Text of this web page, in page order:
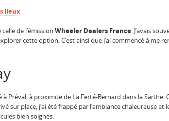
lieux
de l’émission Wheeler Dealers France. J’avais
cette option. C’est ainsi que j’ai commencé à me
à Préval, à proximité de La Ferté-Bernard dans la Sarthe.
sur place, j’ai été frappé par l’ambiance chaleureuse et
bien soignés.